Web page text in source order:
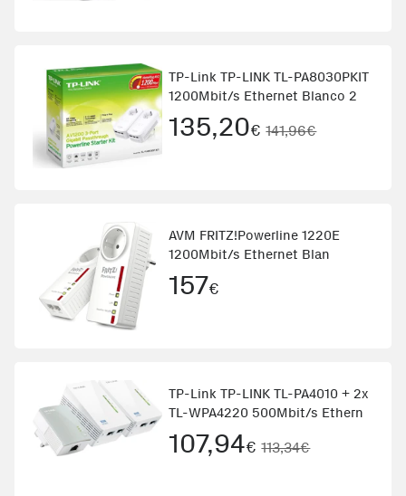
TP-Link TP-LINK TL-PA8030PKIT
1200Mbit/s Ethernet Blanco 2
135,20€ 141,96€
AVM FRITZ!Powerline 1220E
1200Mbit/s Ethernet Blan
157€
TP-Link TP-LINK TL-PA4010 + 2x
TL-WPA4220 500Mbit/s Ethern
107,94€ 113,34€